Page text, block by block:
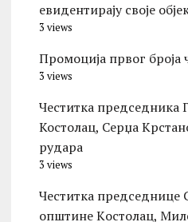
евидентирају своје
3 views
Промоција првог броја
3 views
Честитка председника
Костолац, Серџа
рудара
3 views
Честитка председнице
општине Kостолац,